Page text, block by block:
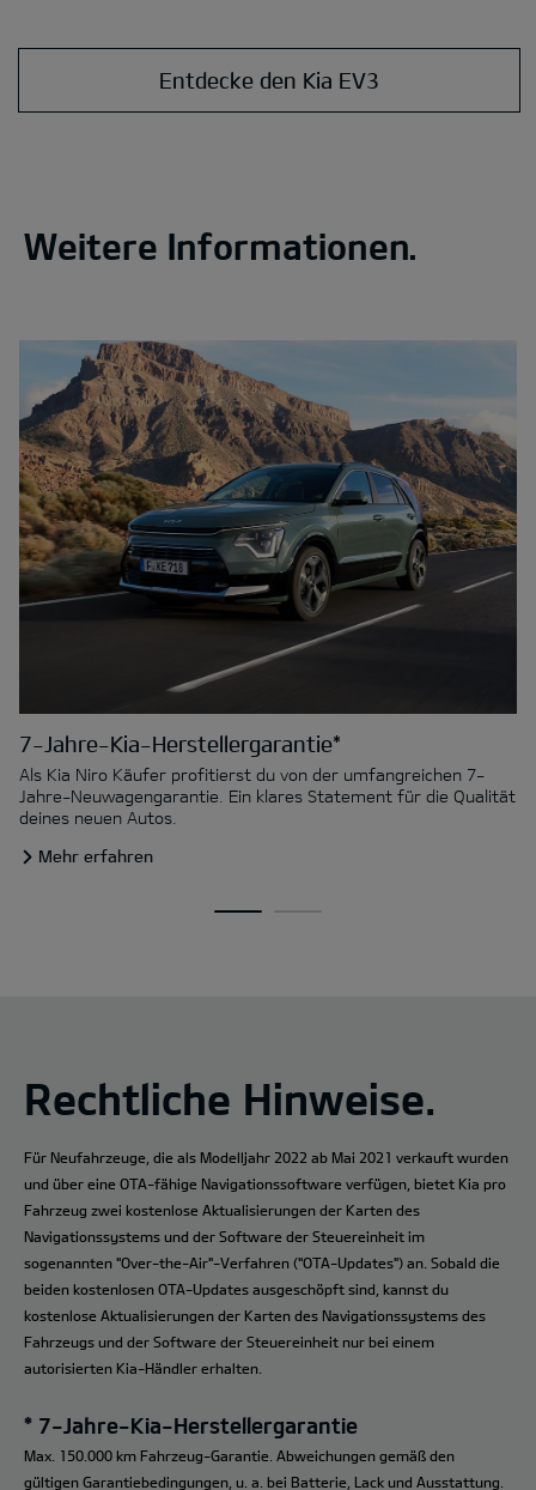
Entdecke den Kia EV3
Weitere Informationen.
7-Jahre-Kia-Herstellergarantie*
Als Kia Niro Käufer profitierst du von der umfangreichen 7-
Jahre-Neuwagengarantie. Ein klares Statement für die Qualität
deines neuen Autos.
Mehr erfahren
Rechtliche Hinweise.
Für Neufahrzeuge, die als Modelljahr 2022 ab Mai 2021 verkauft wurden
und über eine OTA-fähige Navigationssoftware verfügen, bietet Kia pro
Fahrzeug zwei kostenlose Aktualisierungen der Karten des
Navigationssystems und der Software der Steuereinheit im
sogenannten "Over-the-Air"-Verfahren ("OTA-Updates") an. Sobald die
beiden kostenlosen OTA-Updates ausgeschöpft sind, kannst du
kostenlose Aktualisierungen der Karten des Navigationssystems des
Fahrzeugs und der Software der Steuereinheit nur bei einem
autorisierten Kia-Händler erhalten.
* 7-Jahre-Kia-Herstellergarantie
Max. 150.000 km Fahrzeug-Garantie. Abweichungen gemäß den
gültigen Garantiebedingungen, u. a. bei Batterie, Lack und Ausstattung.